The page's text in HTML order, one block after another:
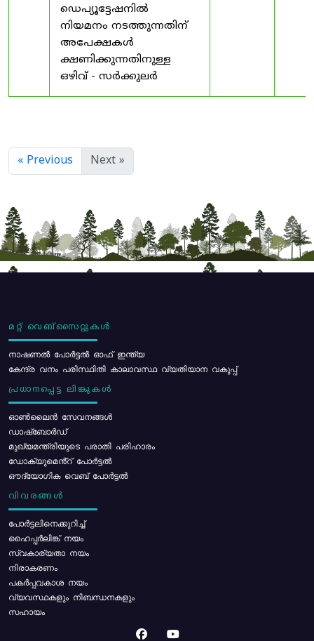
ഡെപ്യൂട്ടേഷനിൽ
നിയമനം നടത്തുന്നതിന്
അപേക്ഷകൾ
ക്ഷണിക്കുന്നതിനുള്ള
ഒഴിവ് - സർക്കുലർ
« Previous Next »
മറ്റ് വെബ്സൈറ്റുകൾ
നാഷണൽ പോർട്ടൽ ഓഫ് ഇന്ത്യ
കേന്ദ്ര വനം പരിസ്ഥിതി കാലാവസ്ഥ വ്യതിയാന വകുപ്പ്
പ്രധാനപ്പെട്ട ലിങ്കുകൾ
ഓൺലൈൻ സേവനങ്ങൾ
ഡാഷ്ബോർഡ്
മുഖ്യമന്ത്രിയുടെ പരാതി പരിഹാരം
ഡോക്യുമെൻ്റ് പോർട്ടൽ
ഔദ്യോഗിക വെബ് പോർട്ടൽ
വിവരങ്ങൾ
പോര്‍ട്ടലിനെക്കുറിച്ച്
ഹൈപ്പർലിങ്ക് നയം
സ്വകാര്യതാ നയം
നിരാകരണം
പകർപ്പവകാശ നയം
വ്യവസ്ഥകളും നിബന്ധനകളും
സഹായം